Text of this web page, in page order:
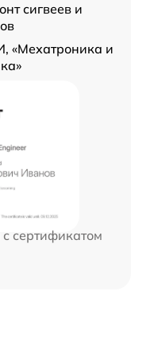
сигвеев и
«Мехатроника и
сертификатом